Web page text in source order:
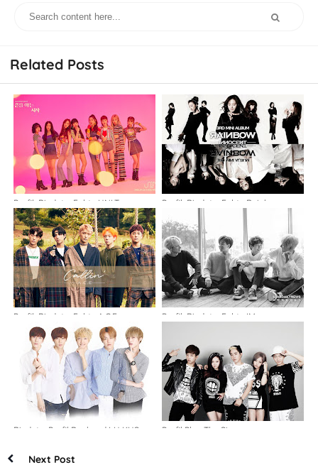
Related Posts
Profil, Biodata, Fakta UNI.T Profil, Biodata, Fakta Rainbow
Profil, Biodata, Fakta A.C.E Profil, Biodata, Fakta IM
Biodata, Profil Boyband LU:KUS Profil Play The Siren
Next Post